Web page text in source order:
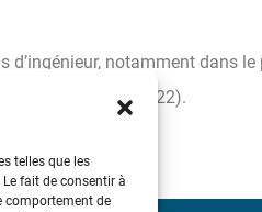
telles que les
fait de consentir à
comportement de
notamment dans le
(avril et juillet 2022).